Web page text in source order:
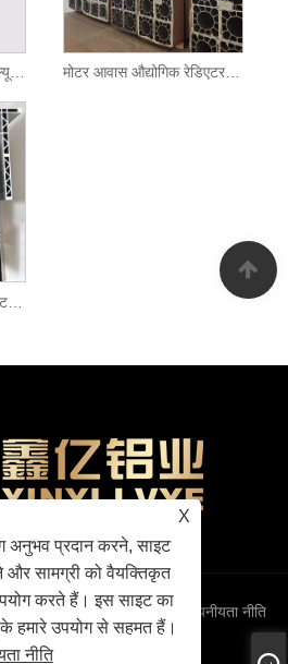
बहु-दाँत औद्योगिक रेडिएटर एल्यूमीनियम प्रोफाइल
मोटर वाहन एल्यूमीनियम रेडिएटर औद्योगिक प्रोफाइल
X
अनुभव प्रदान करने, साइट
सामग्री को वैयक्तिकृत
करते हैं। इस साइट का
उपयोग से सहमत हैं।
नीति
RSS XML गोपनीयता नीति